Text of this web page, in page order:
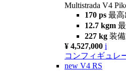
Multistrada V4
170 ps 最高
12.7 kgm
227 kg 装
¥ 4,527,000 i
コンフィギュレ
new V4 RS